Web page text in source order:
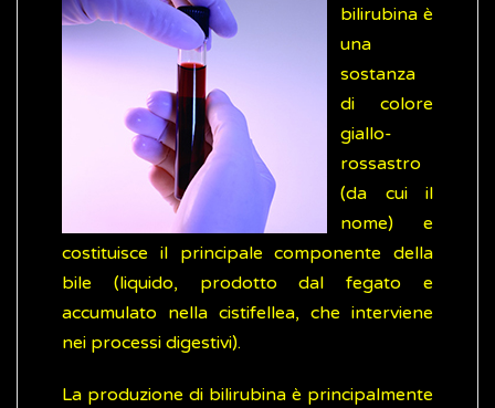
bilirubina è
una
sostanza
di colore
giallo-
rossastro
(da cui il
nome) e
costituisce il principale componente della
bile (liquido, prodotto dal fegato e
accumulato nella cistifellea, che interviene
nei processi digestivi).
La produzione di bilirubina è principalmente